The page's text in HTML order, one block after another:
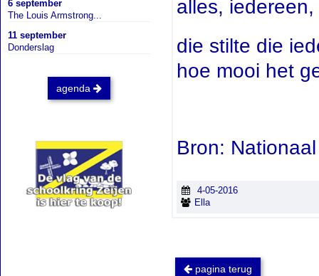
6 september
The Louis Armstrong...
11 september
Donderslag
agenda
alles,
die stilte die
hoe mooi het
Bron:
4-05-2016
Ella
pagina terug